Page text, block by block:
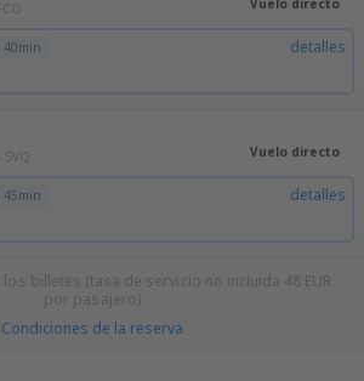
Vuelo directo
40min detalles
SVQ Vuelo directo
45min detalles
billetes (tasa de servicio no incluida 48 EUR
por pasajero)
Condiciones de la reserva